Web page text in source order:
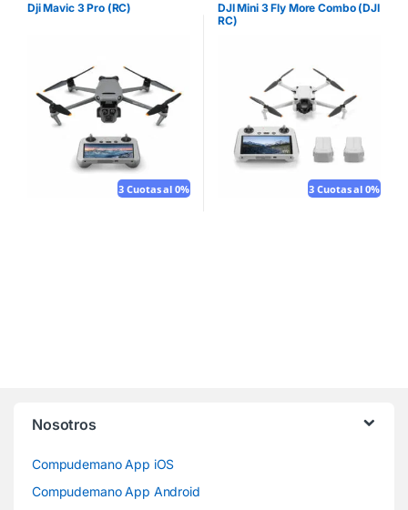
Dji Mavic 3 Pro (RC)
3 Cuotas al 0%
DJI Mini 3 Fly More Combo (DJI
RC)
3 Cuotas al 0%
Nosotros
Compudemano App iOS
Compudemano App Android